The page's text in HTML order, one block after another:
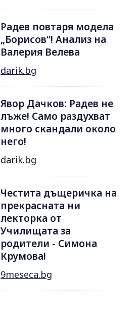
Радев повтаря модела
„Борисов“! Анализ на
Валерия Велева
darik.bg
Явор Дачков: Радев не
лъже! Само раздухват
много скандали около
него!
darik.bg
Честита дъщеричка на
прекрасната ни
лекторка от
Училищата за
родители - Симона
Крумова!
9meseca.bg